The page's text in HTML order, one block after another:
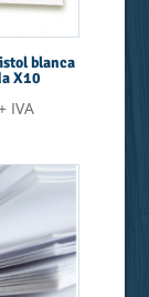
blanca
X10
IVA